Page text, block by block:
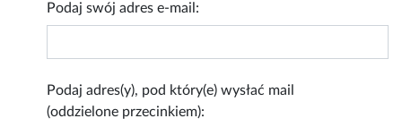
Podaj swój adres e-mail:
Podaj adres(y), pod który(e) wysłać mail
(oddzielone przecinkiem):